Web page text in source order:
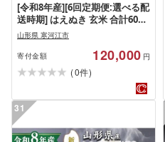
[令和8年産][6回定期便:選べる配
送時期] はえぬき 玄米 合計60kg
(10kg(5kg×2袋)× 6回) 2026年産
山形県産 [ 新米 ] 120-C-JF017-R8
山形県 寒河江市
寄付金額 120,000 円
(0件)
31